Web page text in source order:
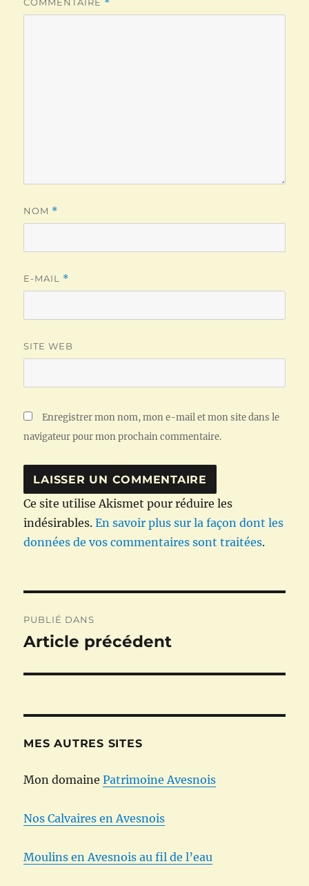
COMMENTAIRE *
NOM *
E-MAIL *
SITE WEB
Enregistrer mon nom, mon e-mail et mon site dans le
navigateur pour mon prochain commentaire.
Ce site utilise Akismet pour réduire les
indésirables.En savoir plus sur la façon dont les
données de vos commentaires sont traitées.
de
PUBLIÉ DANS
Article précédent
MES AUTRES SITES
Mon domainePatrimoine Avesnois
Nos Calvaires en Avesnois
Moulins en Avesnois au fil de l’eau